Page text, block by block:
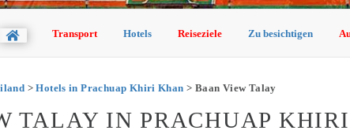
Transport Hotels Reiseziele Zu besichtigen
>Hotels in Prachuap Khiri Khan > Baan View Talay
TALAY IN PRACHUAP